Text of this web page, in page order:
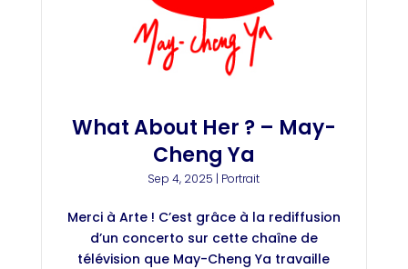
What About Her ? – May-
Cheng Ya
Sep 4, 2025 | Portrait
Merci à Arte ! C’est grâce à la rediffusion
d’un concerto sur cette chaîne de
télévision que May-Cheng Ya travaille